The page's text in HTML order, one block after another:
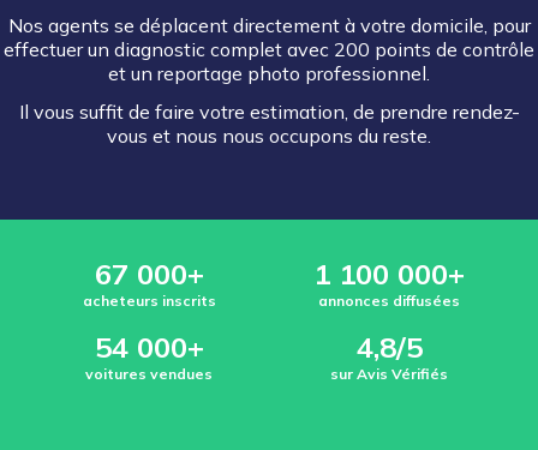
Nos agents se déplacent directement à votre domicile, pour
effectuer un diagnostic complet avec 200 points de contrôle
et un reportage photo professionnel.
Il vous suffit de faire votre estimation, de prendre rendez-
vous et nous nous occupons du reste.
67 000+
acheteurs inscrits
1 100 000+
annonces diffusées
54 000+
voitures vendues
4,8/5
sur Avis Vérifiés